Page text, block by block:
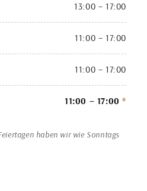
13:00 – 17:00
11:00 – 17:00
11:00 – 17:00
11:00 – 17:00*
haben wir wie Sonntags